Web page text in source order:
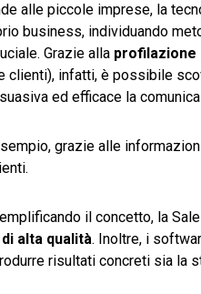
alle piccole imprese, la
business, individuando
Grazie alla profilazione
clienti), infatti, è possibile
ed efficace la
grazie alle
il concetto, la
alta qualità. Inoltre, i
risultati concreti sia la